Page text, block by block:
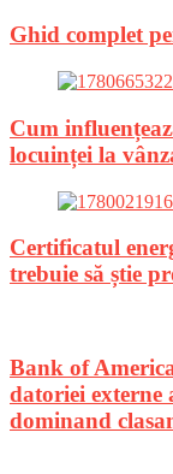
Ghid complet
Cum
locuinței la
Certificatul
trebuie să știe
Bank of
datoriei externe
dominand